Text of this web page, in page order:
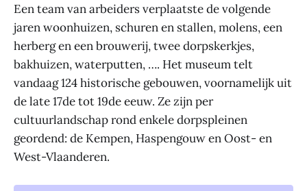
Een team van arbeiders verplaatste de volgende
jaren woonhuizen, schuren en stallen, molens, een
herberg en een brouwerij, twee dorpskerkjes,
bakhuizen, waterputten, …. Het museum telt
vandaag 124 historische gebouwen, voornamelijk uit
de late 17de tot 19de eeuw. Ze zijn per
cultuurlandschap rond enkele dorpspleinen
geordend: de Kempen, Haspengouw en Oost- en
West-Vlaanderen.